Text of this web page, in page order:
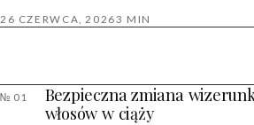
26 CZERWCA, 20263 MIN
№ 01
Bezpieczna zmiana
włosów w ciąży